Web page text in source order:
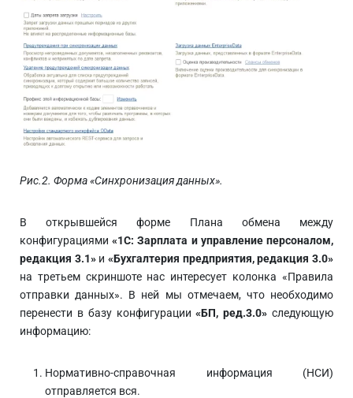
Рис.2. Форма «Синхронизация данных».
В открывшейся форме Плана обмена между
конфигурациями«1С: Зарплата и управление персоналом,
редакция 3.1»и«Бухгалтерия предприятия, редакция 3.0»
на третьем скриншоте нас интересует колонка «Правила
отправки данных». В ней мы отмечаем, что необходимо
перенести в базу конфигурации«БП, ред.3.0» следующую
информацию:
Нормативно-справочная информация (НСИ)
отправляется вся.